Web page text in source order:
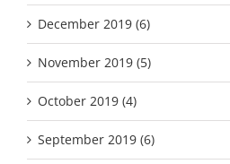
December 2019 (6)
November 2019 (5)
October 2019 (4)
September 2019 (6)